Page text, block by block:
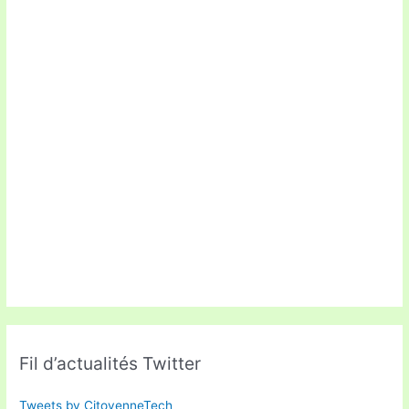
Fil d’actualités Twitter
Tweets by CitoyenneTech